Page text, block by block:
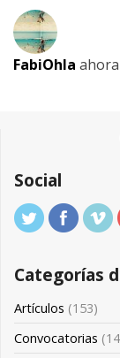
FabiOhla
Social
Categorías
Artículos (153)
Convocatorias